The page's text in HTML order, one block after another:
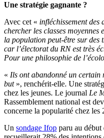
Une stratégie gagnante ?
Avec cet « infléchissement des
chercher les classes moyennes
la population peut-être sur des
car l’électorat du RN est très
Pour une philosophie de
« Ils ont abandonné un certain
but», renchérit-elle. Une
chez les jeunes. Le journal Le
Rassemblement national est
concerne la popularité chez les
Un sondage Ifop paru au